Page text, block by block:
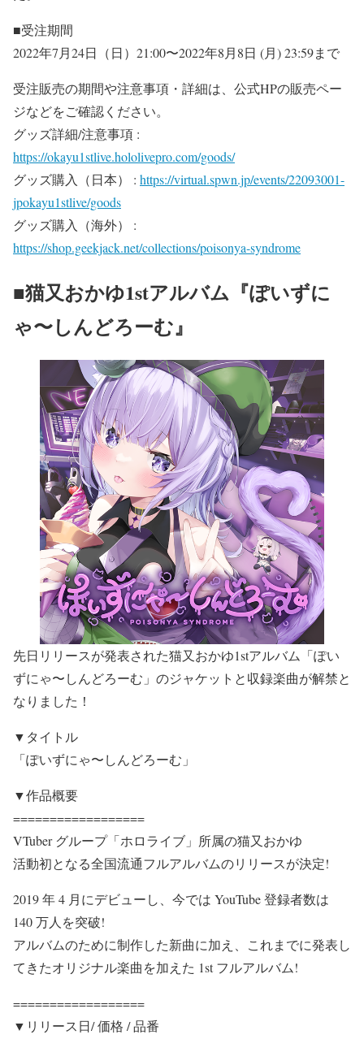
■受注期間
2022年7月24日（日）21:00〜2022年8月8日 (月) 23:59まで
受注販売の期間や注意事項・詳細は、公式HPの販売ペー
ジなどをご確認ください。
グッズ詳細/注意事項 :
https://okayu1stlive.hololivepro.com/goods/
グッズ購入（日本） : https://virtual.spwn.jp/events/22093001-
jpokayu1stlive/goods
グッズ購入（海外） :
https://shop.geekjack.net/collections/poisonya-syndrome
■猫又おかゆ1stアルバム『ぽいずに
ゃ〜しんどろーむ』
先日リリースが発表された猫又おかゆ1stアルバム「ぽい
ずにゃ〜しんどろーむ」のジャケットと収録楽曲が解禁と
なりました！
▼タイトル
「ぽいずにゃ〜しんどろーむ」
▼作品概要
==================
VTuber グループ「ホロライブ」所属の猫又おかゆ
活動初となる全国流通フルアルバムのリリースが決定!
2019 年 4 月にデビューし、今では YouTube 登録者数は
140 万人を突破!
アルバムのために制作した新曲に加え、これまでに発表し
てきたオリジナル楽曲を加えた 1st フルアルバム!
==================
▼リリース日/ 価格 / 品番